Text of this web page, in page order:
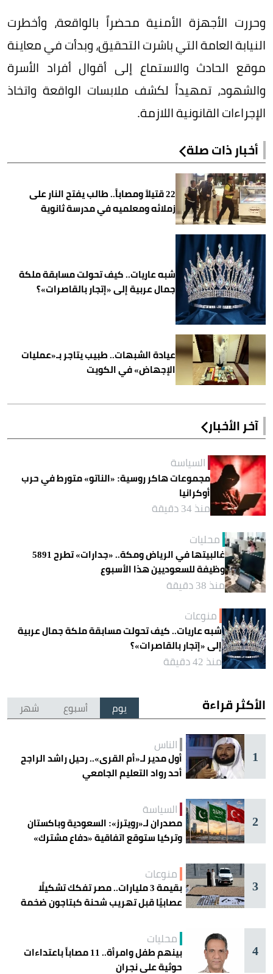
وحررت الأجهزة الأمنية محضراً بالواقعة، وأخطرت
النيابة العامة التي باشرت التحقيق، وبدأت في معاينة
موقع الحادث والاستماع إلى أقوال أفراد الأسرة
والشهود، تمهيداً لكشف ملابسات الواقعة واتخاذ
الإجراءات القانونية اللازمة.
أخبار ذات صلة
22 قتيلاً ومصاباً.. طالب يفتح النار على
زملائه ومعلميه في مدرسة ثانوية
شبه عاريات.. كيف تحولت مسابقة ملكة
جمال عربية إلى «إتجار بالقاصرات»؟
عيادة الشبهات.. طبيب يتاجر بـ«عمليات
الإجهاض» في الكويت
آخر الأخبار
السياسة
مجموعات هاكر روسية: «الناتو» متورط في حرب
أوكرانيا
منذ 34 دقيقة
محليات
غالبيتها في الرياض ومكة.. «جدارات» تطرح 5891
وظيفة للسعوديين هذا الأسبوع
منذ 38 دقيقة
منوعات
شبه عاريات.. كيف تحولت مسابقة ملكة جمال عربية
إلى «إتجار بالقاصرات»؟
منذ 42 دقيقة
الأكثر قراءة يوم أسبوع شهر
1
الناس
أول مدير لـ«أم القرى».. رحيل راشد الراجح
أحد رواد التعليم الجامعي
2
السياسة
مصدران لـ«رويترز»: السعودية وباكستان
وتركيا ستوقع اتفاقية «دفاع مشترك»
3
منوعات
بقيمة 3 مليارات.. مصر تفكك تشكيلًا
عصابيًا قبل تهريب شحنة كبتاجون ضخمة
4
محليات
بينهم طفل وامرأة.. 11 مصاباً باعتداءات
حوثية على نجران